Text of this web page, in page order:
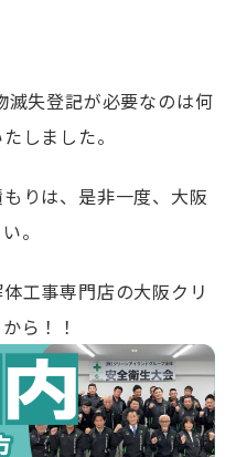
失登記が必要なのは何
しました。
りは、是非一度、大阪
。
工事専門店の大阪クリ
ら！！